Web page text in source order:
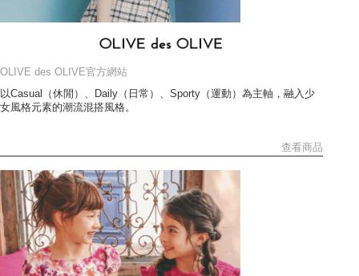
OLIVE des OLIVE官方網站
以Casual（休閒）、Daily（日常）、Sporty（運動）為主軸，融入少
女風格元素的潮流混搭風格。
查看商品